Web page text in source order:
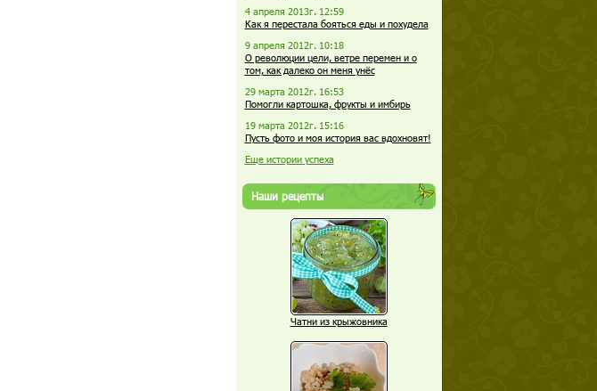
4 апреля 2013г. 12:59
Как я перестала бояться еды и похудела
9 апреля 2012г. 10:18
О революции цели, ветре перемен и о
том, как далеко он меня унёс
29 марта 2012г. 16:53
Помогли картошка, фрукты и имбирь
19 марта 2012г. 15:16
Пусть фото и моя история вас вдохновят!
Еще истории успеха
Наши рецепты
Чатни из крыжовника